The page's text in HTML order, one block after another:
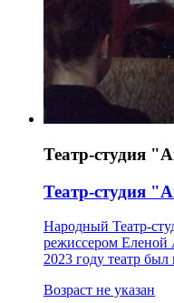
Театр-студия
Театр-студия
Народный Театр-
режиссером Еленой
2023 году театр
Возраст не указан